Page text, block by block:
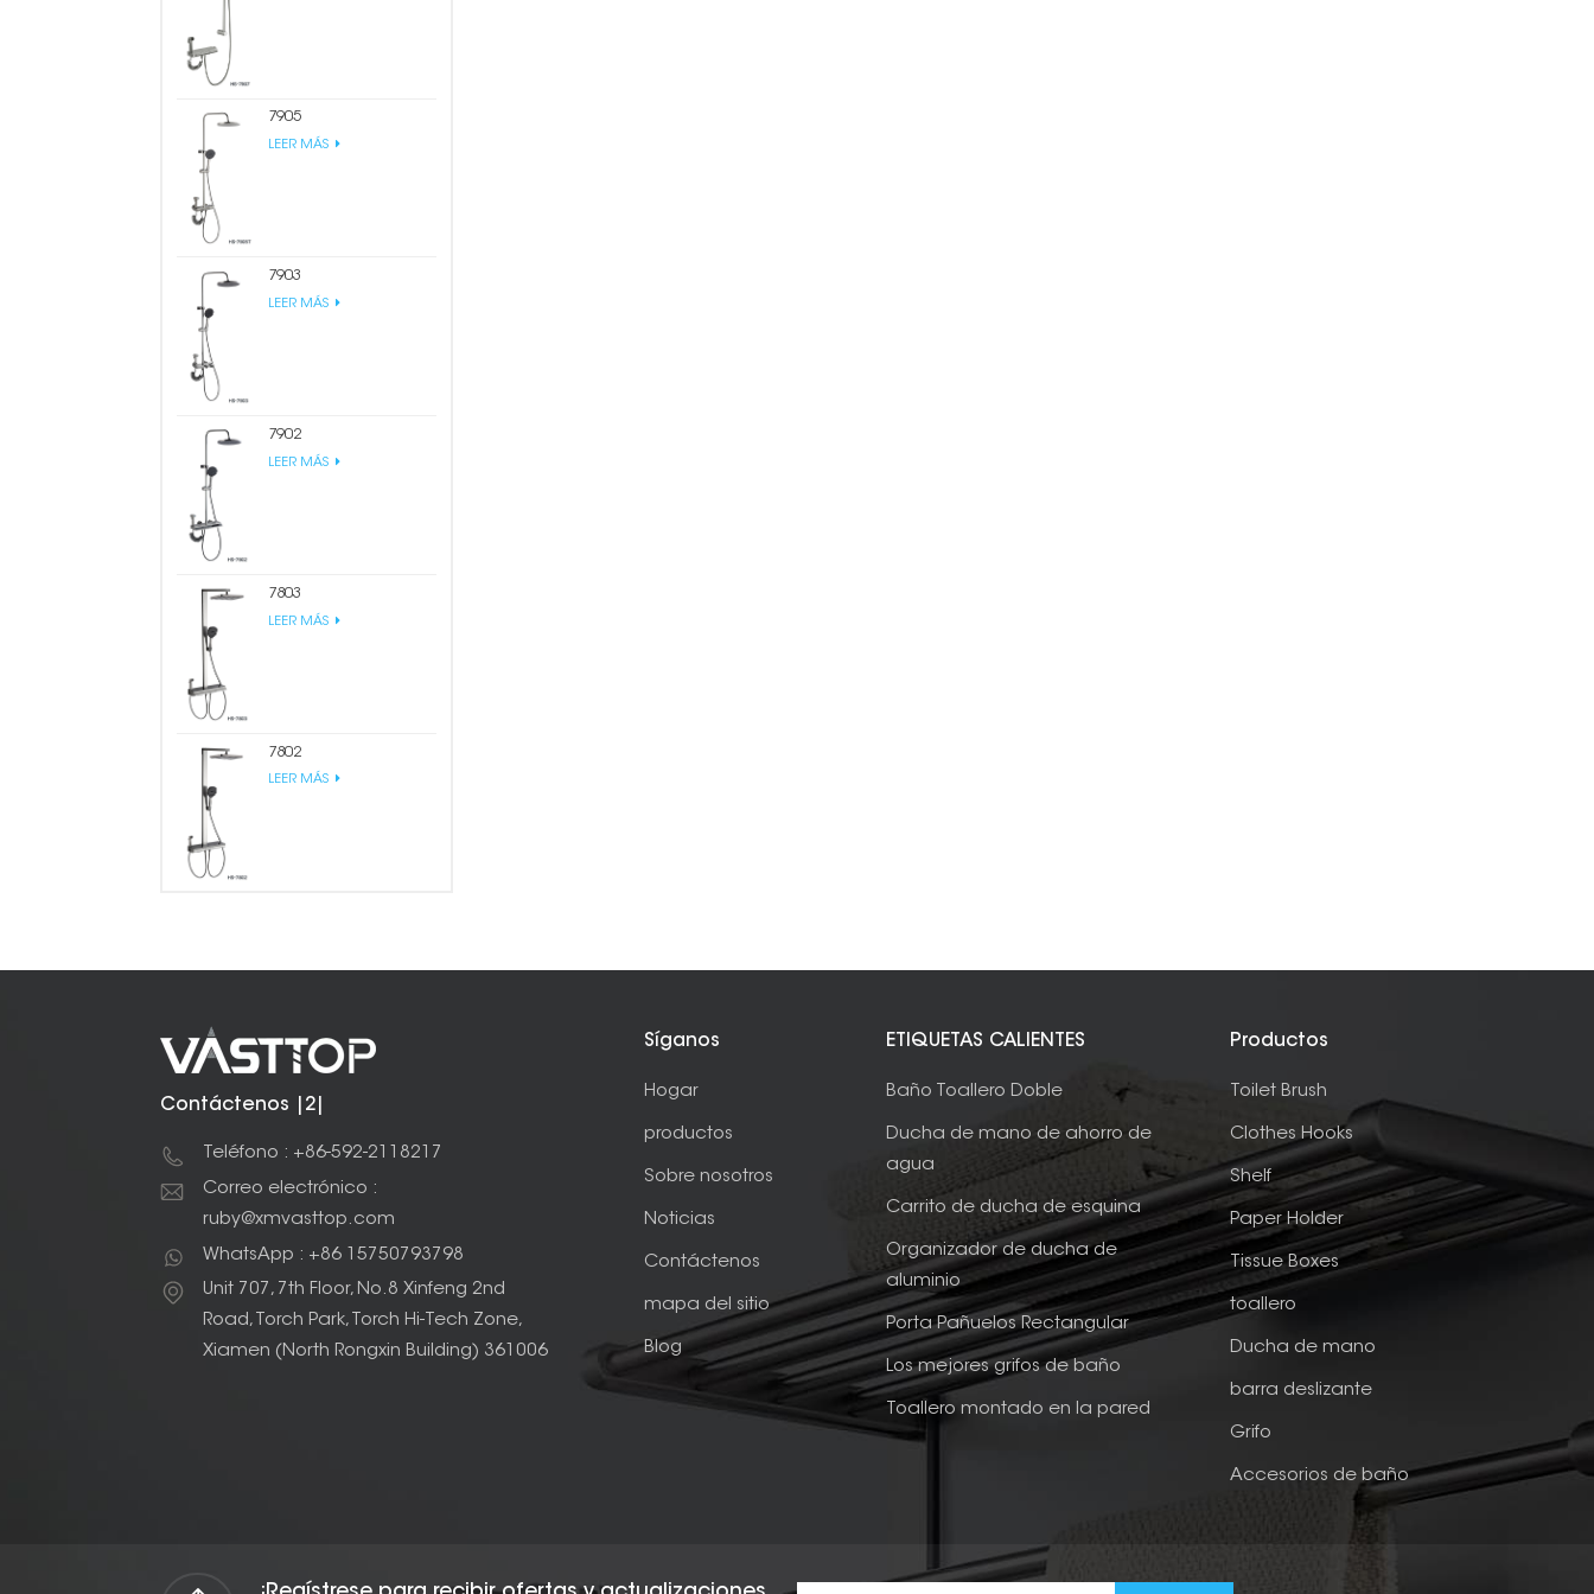
7905
LEER MÁS
7903
LEER MÁS
7902
LEER MÁS
7803
LEER MÁS
7802
LEER MÁS
Contáctenos |2|
Teléfono : +86-592-2118217
Correo electrónico :
ruby@xmvasttop.com
WhatsApp : +86 15750793798
Unit 707, 7th Floor, No.8 Xinfeng 2nd
Road, Torch Park, Torch Hi-Tech Zone,
Xiamen (North Rongxin Building) 361006
Síganos
Hogar
productos
Sobre nosotros
Noticias
Contáctenos
mapa del sitio
Blog
ETIQUETAS CALIENTES
Baño Toallero Doble
Ducha de mano de ahorro de
agua
Carrito de ducha de esquina
Organizador de ducha de
aluminio
Porta Pañuelos Rectangular
Los mejores grifos de baño
Toallero montado en la pared
Productos
Toilet Brush
Clothes Hooks
Shelf
Paper Holder
Tissue Boxes
toallero
Ducha de mano
barra deslizante
Grifo
Accesorios de baño